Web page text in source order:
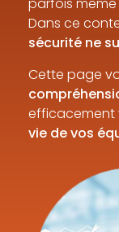
parfois même
Dans ce
sécurité ne
Cette page
efficacement
vie de vos